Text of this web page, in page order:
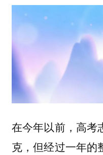
在今年以前，高考
克，但经过一年的